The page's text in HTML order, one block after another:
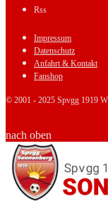
Rss
Impressum
Datenschutz
Anfahrt & Kontakt
Fanshop
© 2001 - 2025 Spvgg 1919
nach oben